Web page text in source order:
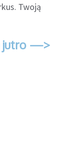
Twoją
jutro —>